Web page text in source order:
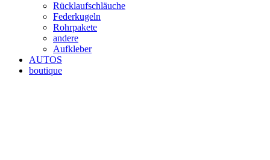
Rücklaufschläuche
Federkugeln
Rohrpakete
andere
Aufkleber
AUTOS
boutique